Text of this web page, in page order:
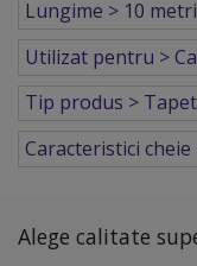
Lungime > 10 metri
Utilizat pentru >
Tip produs >
Caracteristici
Alege calitate